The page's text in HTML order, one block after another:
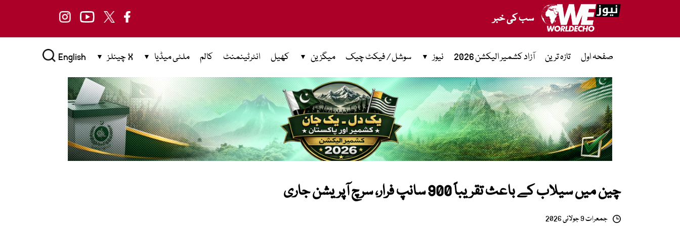
سب کی خبر
صفحہ اول تازہ ترین آزاد کشمیر الیکشن 2026 نیوز سوشل / فیکٹ چیک میگزین کھیل انٹرٹینمنٹ کالم ملٹی میڈیا X چینلز English
چین میں سیلاب کے باعث تقریباً 900 سانپ فرار، سرچ آپریشن جاری
جمعرات 9 جولائی 2026